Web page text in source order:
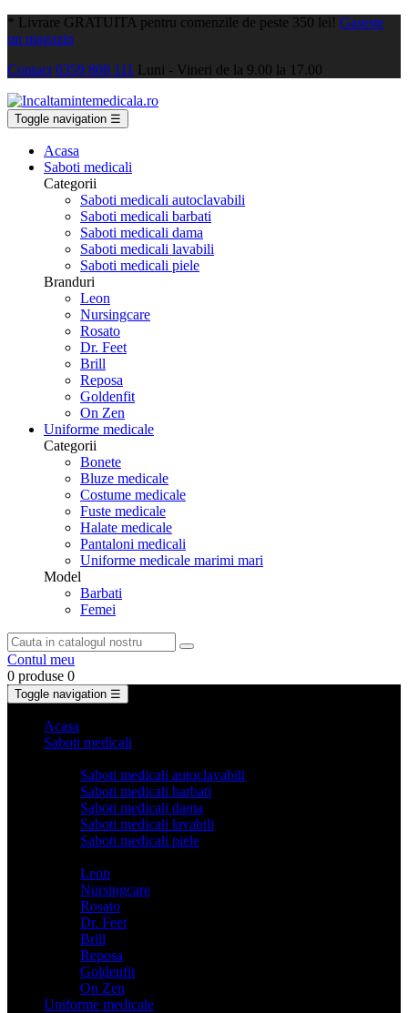
* Livrare GRATUITA pentru comenzile de peste 350 lei! Gaseste
un magazin
Contact 0359 808 111 Luni - Vineri de la 9.00 la 17.00
Toggle navigation ☰
Acasa
Saboti medicali
Categorii
Saboti medicali autoclavabili
Saboti medicali barbati
Saboti medicali dama
Saboti medicali lavabili
Saboti medicali piele
Branduri
Leon
Nursingcare
Rosato
Dr. Feet
Brill
Reposa
Goldenfit
On Zen
Uniforme medicale
Categorii
Bonete
Bluze medicale
Costume medicale
Fuste medicale
Halate medicale
Pantaloni medicali
Uniforme medicale marimi mari
Model
Barbati
Femei
Contul meu
0 produse 0
Toggle navigation ☰
Acasa
Saboti medicali
Saboti medicali autoclavabili
Saboti medicali barbati
Saboti medicali dama
Saboti medicali lavabili
Saboti medicali piele
Leon
Nursingcare
Rosato
Dr. Feet
Brill
Reposa
Goldenfit
On Zen
Uniforme medicale